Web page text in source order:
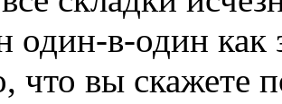
в-один как
что вы скажете